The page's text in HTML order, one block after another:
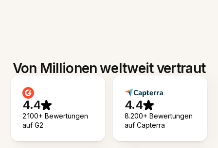
Von Millionen weltweit vertraut
4.4
2.100+ Bewertungen
auf G2
4.4
8.200+ Bewertungen
auf Capterra